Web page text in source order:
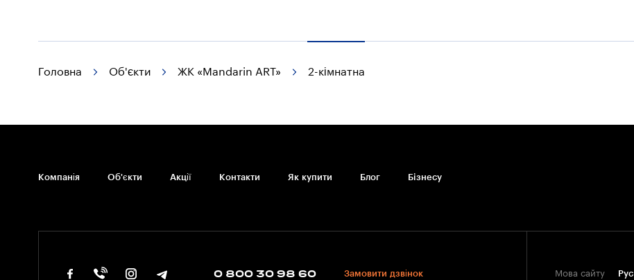
Головна Об'єкти ЖК «Mandarin ART» 2-кімнатна
Компанія Об'єкти Акції Контакти Як купити Блог Бiзнесу
0 800 30 98 60 Замовити дзвінок Мова сайту Рус